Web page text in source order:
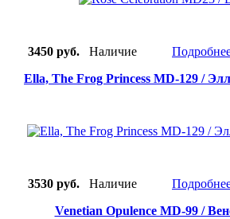
3450 руб. Наличие
Ella, The Frog Princess MD-129 /
3530 руб. Наличие
Venetian Opulence MD-99 /